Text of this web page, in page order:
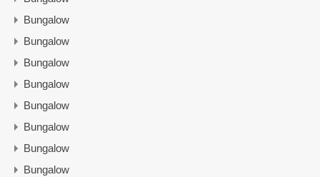
Bungalow
Bungalow
Bungalow
Bungalow
Bungalow
Bungalow
Bungalow
Bungalow